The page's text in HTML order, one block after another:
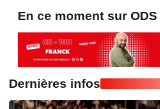
En ce moment sur ODS
Dernières infos